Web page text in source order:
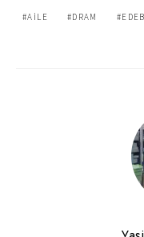
AILE DRAM